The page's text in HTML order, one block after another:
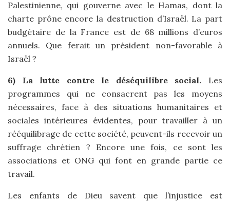
Palestinienne, qui gouverne avec le Hamas, dont la
charte prône encore la destruction d’Israël. La part
budgétaire de la France est de 68 millions d’euros
annuels. Que ferait un président non-favorable à
Israël ?
6) La lutte contre le déséquilibre social. Les
programmes qui ne consacrent pas les moyens
nécessaires, face à des situations humanitaires et
sociales intérieures évidentes, pour travailler à un
rééquilibrage de cette société, peuvent-ils recevoir un
suffrage chrétien ? Encore une fois, ce sont les
associations et ONG qui font en grande partie ce
travail.
Les enfants de Dieu savent que l’injustice est